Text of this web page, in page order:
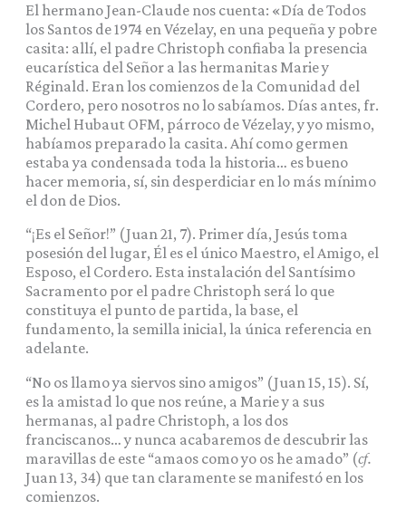
El hermano Jean-Claude nos cuenta: «Día de Todos
los Santos de 1974 en Vézelay, en una pequeña y pobre
casita: allí, el padre Christoph confiaba la presencia
eucarística del Señor a las hermanitas Marie y
Réginald. Eran los comienzos de la Comunidad del
Cordero, pero nosotros no lo sabíamos. Días antes, fr.
Michel Hubaut OFM, párroco de Vézelay, y yo mismo,
habíamos preparado la casita. Ahí como germen
estaba ya condensada toda la historia… es bueno
hacer memoria, sí, sin desperdiciar en lo más mínimo
el don de Dios.
“¡Es el Señor!” (Juan 21, 7). Primer día, Jesús toma
posesión del lugar, Él es el único Maestro, el Amigo, el
Esposo, el Cordero. Esta instalación del Santísimo
Sacramento por el padre Christoph será lo que
constituya el punto de partida, la base, el
fundamento, la semilla inicial, la única referencia en
adelante.
“No os llamo ya siervos sino amigos” (Juan 15, 15). Sí,
es la amistad lo que nos reúne, a Marie y a sus
hermanas, al padre Christoph, a los dos
franciscanos… y nunca acabaremos de descubrir las
maravillas de este “amaos como yo os he amado” (cf.
Juan 13, 34) que tan claramente se manifestó en los
comienzos.